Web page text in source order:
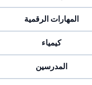
المهارات الرقمية
كيمياء
المدرسين